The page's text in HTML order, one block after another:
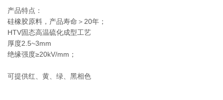
产品特点：
硅橡胶原料，产品寿命＞20年；
HTV固态高温硫化成型工艺
厚度2.5~3mm
绝缘强度≥20kV/mm；
可提供红、黄、绿、黑相色